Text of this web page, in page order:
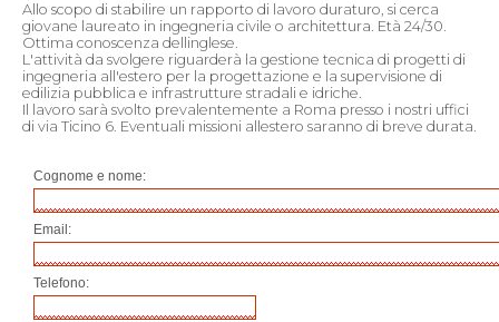
Allo scopo di stabilire un rapporto di lavoro duraturo, si cerca
giovane laureato in ingegneria civile o architettura. Età 24/30.
Ottima conoscenza dellinglese.
L'attività da svolgere riguarderà la gestione tecnica di progetti di
ingegneria all'estero per la progettazione e la supervisione di
edilizia pubblica e infrastrutture stradali e idriche.
Il lavoro sarà svolto prevalentemente a Roma presso i nostri uffici
di via Ticino 6. Eventuali missioni allestero saranno di breve durata.
Cognome e nome:
Email:
Telefono: